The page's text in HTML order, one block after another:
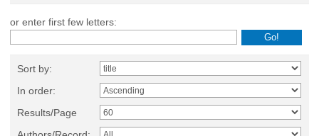
or enter first few letters:
Sort by:
In order:
Results/Page